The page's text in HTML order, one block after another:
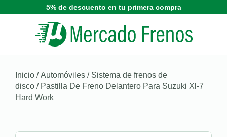
5% de descuento en tu primera compra
Inicio /Automóviles / Sistema de frenos de
disco / Pastilla De Freno Delantero Para Suzuki Xl-7
Hard Work